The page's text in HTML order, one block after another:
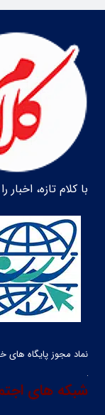
با کلام تازه، اخبار
نماد مجوز پایگاه های
شبکه های